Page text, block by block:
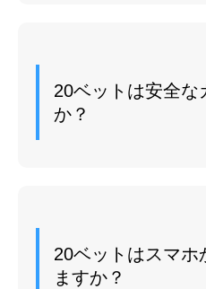
タイガーペイ（
スティックペイ（
20ベットは安全な
か？
20ベットはスマホ
ますか？